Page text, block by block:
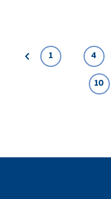
Edellinen
1 4
10